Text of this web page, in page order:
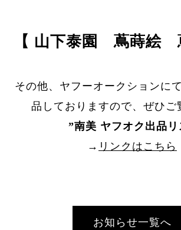
【 山下泰園 蔦蒔絵
その他、ヤフーオークションに
品しておりますので、ぜひご
”南美 ヤフオク出品リ
→ リンクはこちら
お知らせ一覧へ